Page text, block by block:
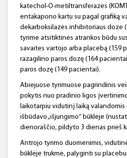
katechol-O-metiltransferazės
entakapono kartu su pagal grafiką
dekarboksilazės inhibitoriaus doze
tyrime atsitiktinės atrankos būdu
savaites vartojo arba placebą (159
razagilino paros dozę (164
paros dozę (149 pacientai).
Abiejuose tyrimuose pagrindinis
pokytis nuo pradinio ligos
laikotarpiu vidutinį laiką valandomis
išbūdavo „išjungimo“ būklėje
dienoraščio, pildyto 3 dienas prieš
Antrojo tyrimo duomenimis,
būklėje trukmė, palyginti su